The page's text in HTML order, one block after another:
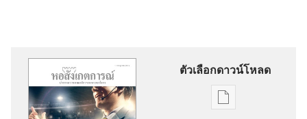
ตัวเลือกดาวน์โหลด
ตัว